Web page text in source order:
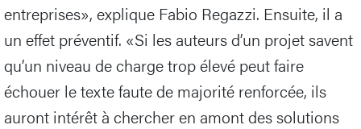
entreprises», explique Fabio Regazzi. Ensuite, il a
un effet préventif. «Si les auteurs d’un projet savent
qu’un niveau de charge trop élevé peut faire
échouer le texte faute de majorité renforcée, ils
auront intérêt à chercher en amont des solutions